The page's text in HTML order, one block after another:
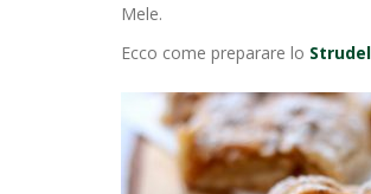
Mele.
Ecco come preparare lo